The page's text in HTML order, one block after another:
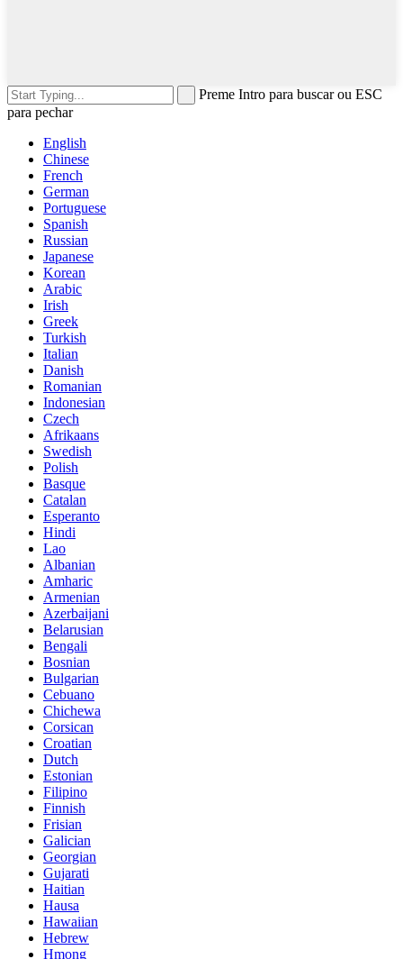
Preme Intro para buscar ou ESC
para pechar
English
Chinese
French
German
Portuguese
Spanish
Russian
Japanese
Korean
Arabic
Irish
Greek
Turkish
Italian
Danish
Romanian
Indonesian
Czech
Afrikaans
Swedish
Polish
Basque
Catalan
Esperanto
Hindi
Lao
Albanian
Amharic
Armenian
Azerbaijani
Belarusian
Bengali
Bosnian
Bulgarian
Cebuano
Chichewa
Corsican
Croatian
Dutch
Estonian
Filipino
Finnish
Frisian
Galician
Georgian
Gujarati
Haitian
Hausa
Hawaiian
Hebrew
Hmong